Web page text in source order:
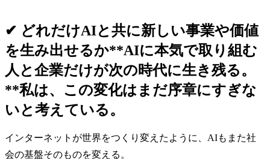
✔ どれだけAIと共に新しい事業や価値
を生み出せるか**AIに本気で取り組む
人と企業だけが次の時代に生き残る。
**私は、この変化はまだ序章にすぎな
いと考えている。
インターネットが世界をつくり変えたように、AIもまた社
会の基盤そのものを変える。